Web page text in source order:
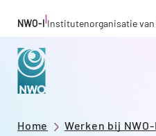
Overslaan
en
naar
gaan
NWO-I|Institutenorganisatie van
Kruimelpad
Home Werken bij NWO-I